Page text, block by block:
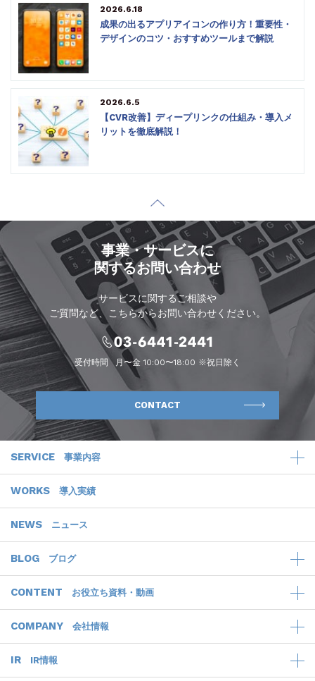
2026.6.18
成果の出るアプリアイコンの作り方！重要性・
デザインのコツ・おすすめツールまで解説
2026.6.5
【CVR改善】ディープリンクの仕組み・導入メ
リットを徹底解説！
事業・サービスに
関するお問い合わせ
サービスに関するご相談や
ご質問など、こちらからお問い合わせください。
受付時間 月〜金 10:00〜18:00 ※祝日除く
CONTACT
SERVICE 事業内容
WORKS 導入実績
NEWS ニュース
BLOG ブログ
CONTENT お役立ち資料・動画
COMPANY 会社情報
IR IR情報